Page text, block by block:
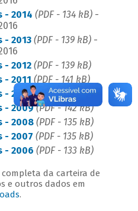
- 2014 (PDF - 134 kB)-
- 2013 (PDF - 139 kB)-
- 2012 (PDF - 139 kB)
2011 (PDF - 141 kB)
- 2010 (PDF - 139 kB)
- 2009 (PDF - 142 kB)
- 2008 (PDF - 135 kB)
- 2007 (PDF - 135 kB)
- 2006 (PDF - 133 kB)
da carteira de
e outros dados em
.